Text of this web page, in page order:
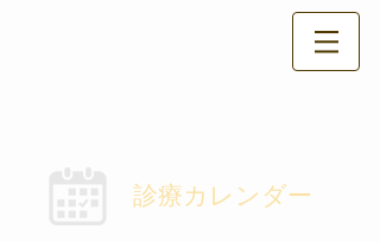
診療カレンダー